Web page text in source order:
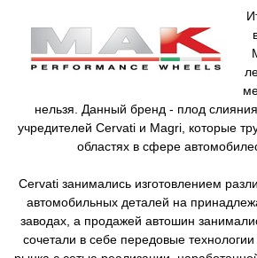
нельзя. Данный бренд - плод
учредителей Cervati и Magri, которые
областях в сфере
Cervati занимались изготовлением
автомобильных деталей на
заводах, а продажей автошин
сочетали в себе передовые